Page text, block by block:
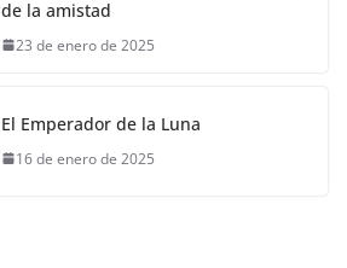
de la amistad
23 de enero de 2025
El Emperador de la Luna
16 de enero de 2025